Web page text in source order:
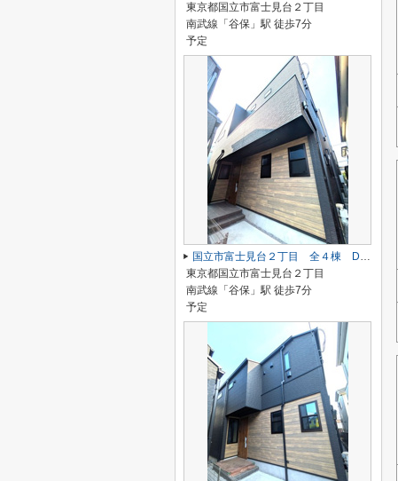
東京都国立市富士見台２丁目
南武線「谷保」駅 徒歩7分
予定
国立市富士見台２丁目 全４棟 D号棟 仲介手数料無料♪
東京都国立市富士見台２丁目
南武線「谷保」駅 徒歩7分
予定